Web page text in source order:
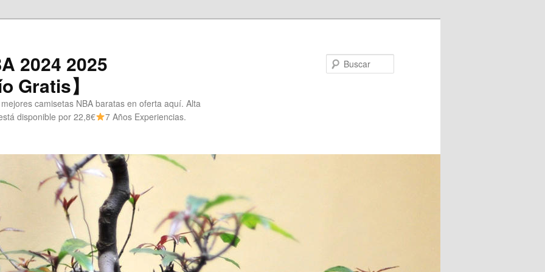
2024 2025
Gratis】
camisetas NBA baratas en oferta aquí. Alta
disponible por 22,8€
7 Años Experiencias.